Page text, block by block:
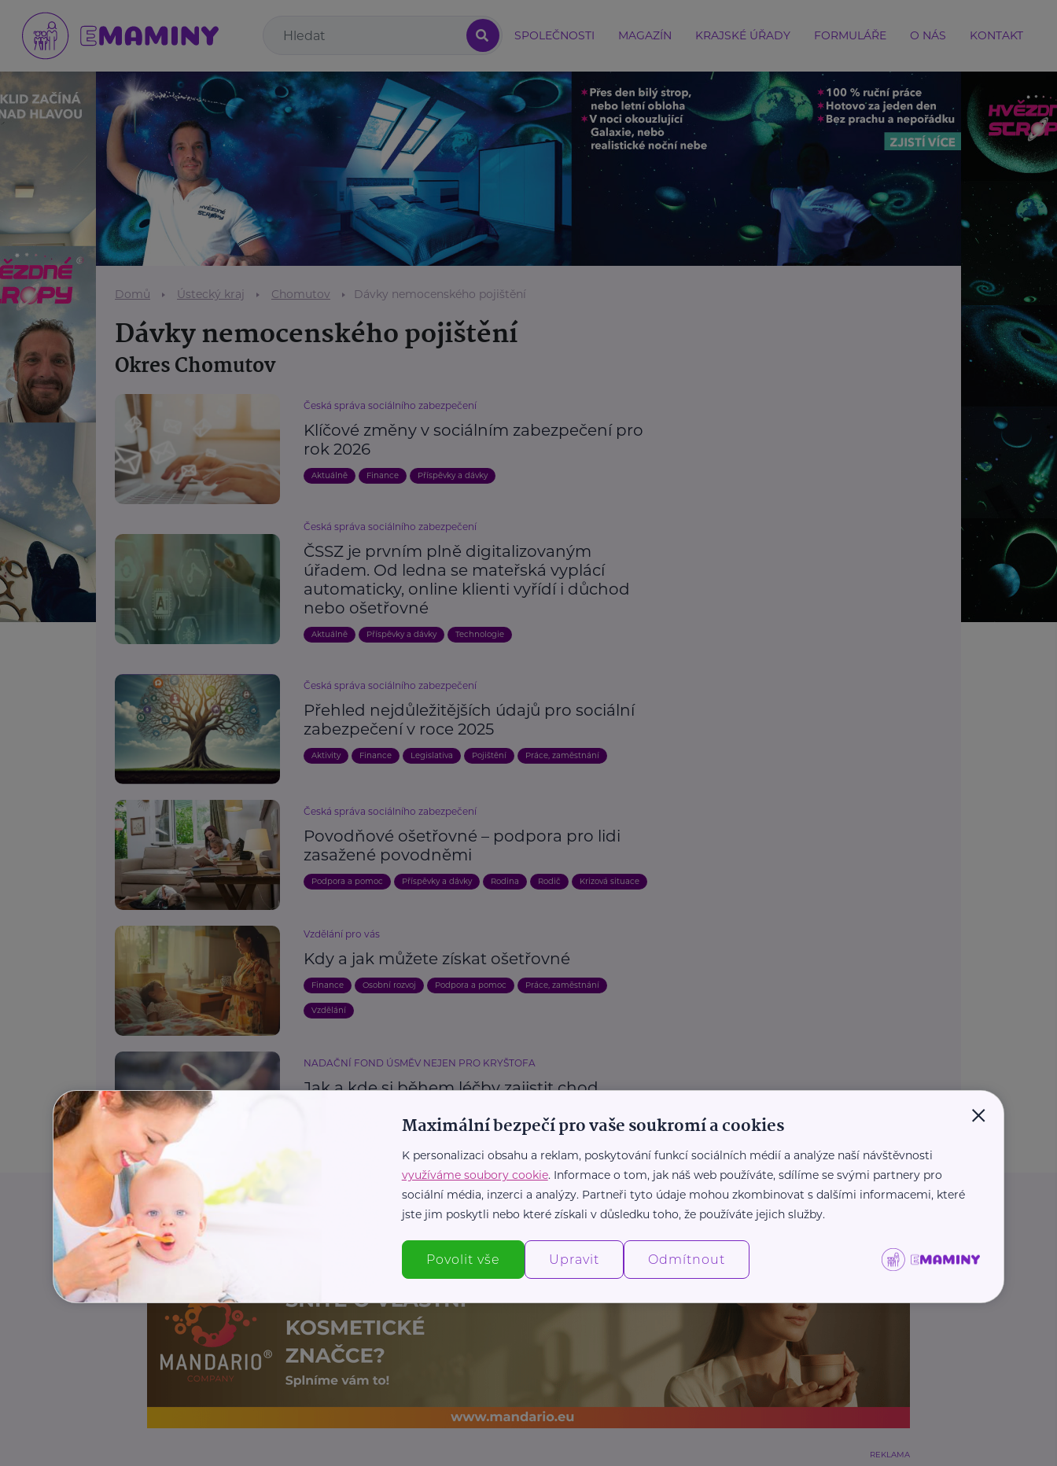
SPOLEČNOSTI MAGAZÍN KRAJSKÉ ÚŘADY FORMULÁŘE O NÁS KONTAKT
Domů Ústecký kraj Chomutov Dávky nemocenského pojištění
Dávky nemocenského pojištění
Okres Chomutov
Česká správa sociálního zabezpečení
Klíčové změny v sociálním zabezpečení pro
rok 2026
Aktuálně Finance Příspěvky a dávky
Česká správa sociálního zabezpečení
ČSSZ je prvním plně digitalizovaným
úřadem. Od ledna se mateřská vyplácí
automaticky, online klienti vyřídí i důchod
nebo ošetřovné
Aktuálně Příspěvky a dávky Technologie
Česká správa sociálního zabezpečení
Přehled nejdůležitějších údajů pro sociální
zabezpečení v roce 2025
Aktivity Finance Legislativa Pojištění Práce, zaměstnání
Česká správa sociálního zabezpečení
Povodňové ošetřovné – podpora pro lidi
zasažené povodněmi
Podpora a pomoc Příspěvky a dávky Rodina Rodič Krizová situace
Vzdělání pro vás
Kdy a jak můžete získat ošetřovné
Finance Osobní rozvoj Podpora a pomoc Práce, zaměstnání
Vzdělání
NADAČNÍ FOND ÚSMĚV NEJEN PRO KRYŠTOFA
Jak a kde si během léčby zajistit chod
Příspěvky a dávky Nemoc
Další články
REKLAMA
×
Maximální bezpečí pro vaše soukromí a cookies
K personalizaci obsahu a reklam, poskytování funkcí sociálních médií a analýze naší návštěvnosti
využíváme soubory cookie. Informace o tom, jak náš web používáte, sdílíme se svými partnery pro
sociální média, inzerci a analýzy. Partneři tyto údaje mohou zkombinovat s dalšími informacemi, které
jste jim poskytli nebo které získali v důsledku toho, že používáte jejich služby.
Povolit vše Upravit Odmítnout